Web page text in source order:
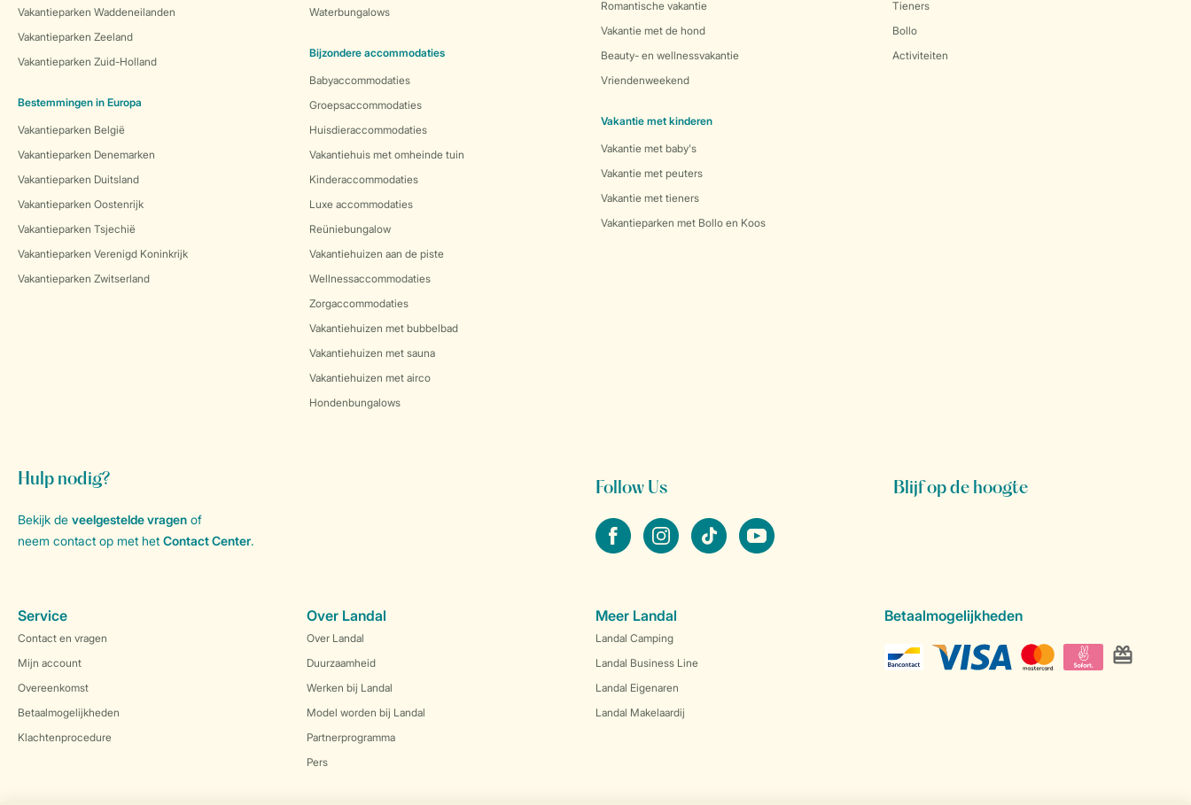
Vakantieparken Waddeneilanden
Vakantieparken Zeeland
Vakantieparken Zuid-Holland
Bestemmingen in Europa
Vakantieparken België
Vakantieparken Denemarken
Vakantieparken Duitsland
Vakantieparken Oostenrijk
Vakantieparken Tsjechië
Vakantieparken Verenigd Koninkrijk
Vakantieparken Zwitserland
Waterbungalows
Bijzondere accommodaties
Babyaccommodaties
Groepsaccommodaties
Huisdieraccommodaties
Vakantiehuis met omheinde tuin
Kinderaccommodaties
Luxe accommodaties
Reüniebungalow
Vakantiehuizen aan de piste
Wellnessaccommodaties
Zorgaccommodaties
Vakantiehuizen met bubbelbad
Vakantiehuizen met sauna
Vakantiehuizen met airco
Hondenbungalows
Romantische vakantie
Vakantie met de hond
Beauty- en wellnessvakantie
Vriendenweekend
Vakantie met kinderen
Vakantie met baby's
Vakantie met peuters
Vakantie met tieners
Vakantieparken met Bollo en Koos
Tieners
Bollo
Activiteiten
Hulp nodig?
Bekijk de veelgestelde vragen of
neem contact op met het Contact Center.
Follow Us
facebookinstagramtiktok youtube
Blijf op de hoogte
Service
Contact en vragen
Mijn account
Overeenkomst
Betaalmogelijkheden
Klachtenprocedure
Over Landal
Over Landal
Duurzaamheid
Werken bij Landal
Model worden bij Landal
Partnerprogramma
Pers
Meer Landal
Landal Camping
Landal Business Line
Landal Eigenaren
Landal Makelaardij
Betaalmogelijkheden